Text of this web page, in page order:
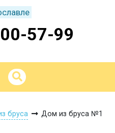
57-99
бруса Дом из бруса №1